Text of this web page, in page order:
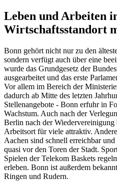
Leben und Arbeiten
Wirtschaftsstandort
Bonn gehört nicht nur zu den
sondern verfügt auch über eine
wurde das Grundgesetz der
ausgearbeitet und das erste
Vor allem im Bereich der
dadurch ab Mitte des letzten
Stellenangebote - Bonn erfuhr in
Wachstum. Auch nach der
Berlin nach der
Arbeitsort für viele attraktiv.
Aachen sind schnell erreichbar
quasi vor den Toren der Stadt.
Spielen der Telekom Baskets
erleben. Bonn ist außerdem
Ringen und Rudern.